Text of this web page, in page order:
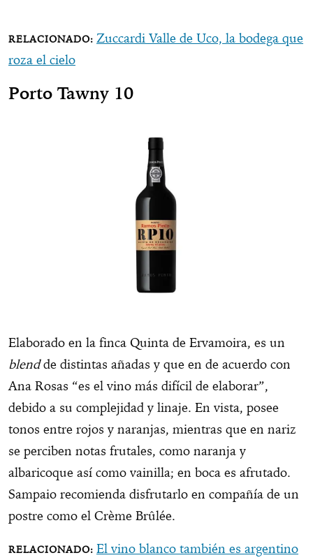
Zuccardi Valle de Uco, la bodega que
roza el cielo
Porto Tawny 10
Elaborado en la finca Quinta de Ervamoira, es un
blendde distintas añadas y que en de acuerdo con
Ana Rosas “es el vino más difícil de elaborar”,
debido a su complejidad y linaje. En vista, posee
tonos entre rojos y naranjas, mientras que en nariz
se perciben notas frutales, como naranja y
albaricoque así como vainilla; en boca es afrutado.
Sampaio recomienda disfrutarlo en compañía de un
postre como el Crème Brûlée.
El vino blanco también es argentino